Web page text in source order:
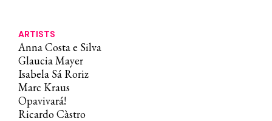
ARTISTS
Anna Costa e Silva
Glaucia Mayer
Isabela Sá Roriz
Marc Kraus
Opavivará!
Ricardo Càstro